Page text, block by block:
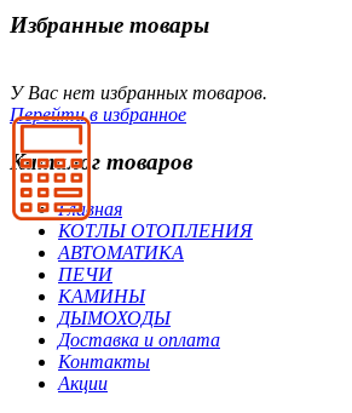
Избранные товары
У Вас нет избранных товаров.
Перейти в избранное
Каталог товаров
Главная
КОТЛЫ ОТОПЛЕНИЯ
АВТОМАТИКА
ПЕЧИ
КАМИНЫ
ДЫМОХОДЫ
Доставка и оплата
Контакты
Акции